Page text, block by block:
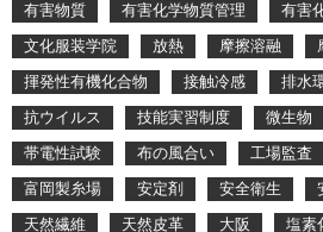
有害物質
有害化学物質管理
有害
文化服装学院
放熱 摩擦溶融
揮発性有機化合物
接触冷感 排水
抗ウイルス
技能実習制度 微生物
帯電性試験
布の風合い 工場監査
富岡製糸場
安定剤 安全衛生
天然繊維
天然皮革 大阪
塩素